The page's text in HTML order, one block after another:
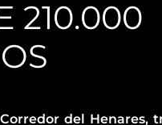
210.000
del Henares,